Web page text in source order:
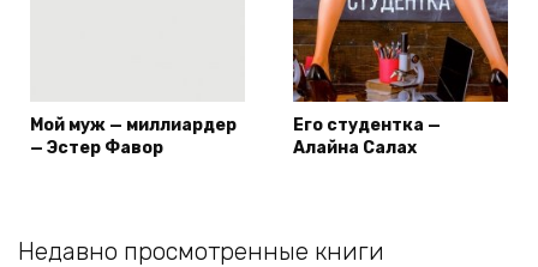
Мой муж — миллиардер
— Эстер Фавор
Его студентка —
Алайна Салах
Недавно просмотренные книги